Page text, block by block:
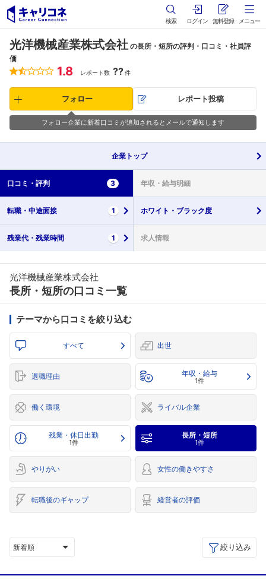
検索 ログイン 無料登録 メニュー
光洋機械産業株式会社 の長所・短所の評判・口コミ・社員評
価
1.8 レポート数 ??件
フォロー レポート投稿
フォロー企業に新着口コミが追加されるとメールで通知します
企業 トップ
口コミ・ 評判 3 年収・ 給与明細
転職・ 中途面接 1 ホワイト・ ブラック度
残業代・ 残業時間 1 求人情報
光洋機械産業株式会社
長所・短所の口コミ一覧
テーマから口コミを絞り込む
すべて 出世
退職理由 年収・給与
1件
働く環境 ライバル企業
残業・休日出勤
1件
長所・短所
1件
やりがい 女性の働きやすさ
転職後のギャップ 経営者の評価
新着順 絞り込み